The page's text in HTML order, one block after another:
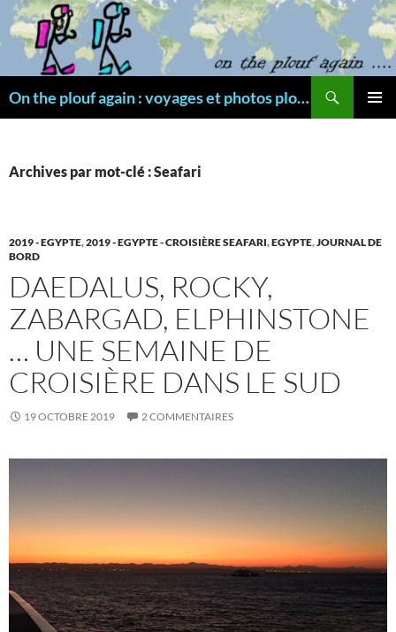
Aller
au
contenu
On the plouf again : voyages et photos plongée
Archives par mot-clé : Seafari
2019 - EGYPTE,2019 - EGYPTE - CROISIÈRE SEAFARI,EGYPTE,JOURNAL DE
BORD
DAEDALUS, ROCKY,
ZABARGAD, ELPHINSTONE
… UNE SEMAINE DE
CROISIÈRE DANS LE SUD
19 OCTOBRE 2019 2 COMMENTAIRES